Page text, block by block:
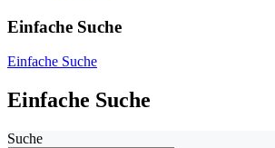
Einfache Suche
Einfache Suche
Einfache Suche
Suche